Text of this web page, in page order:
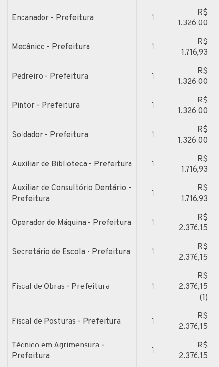
Encanador - Prefeitura 1
R$
1.326,00
Mecânico - Prefeitura 1
R$
1.716,93
Pedreiro - Prefeitura 1
R$
1.326,00
Pintor - Prefeitura 1
R$
1.326,00
Soldador - Prefeitura 1
R$
1.326,00
Auxiliar de Biblioteca - Prefeitura 1
R$
1.716,93
Auxiliar de Consultório Dentário -
Prefeitura
1
R$
1.716,93
Operador de Máquina - Prefeitura 1
R$
2.376,15
Secretário de Escola - Prefeitura 1
R$
2.376,15
Fiscal de Obras - Prefeitura 1
R$
2.376,15
(1)
Fiscal de Posturas - Prefeitura 1
R$
2.376,15
Técnico em Agrimensura -
Prefeitura
1
R$
2.376,15